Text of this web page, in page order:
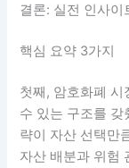
결론: 실전 인사이
핵심 요약 3가지
첫째, 암호화폐 시
수 있는 구조를 갖
략이 자산 선택만
자산 배분과 위험